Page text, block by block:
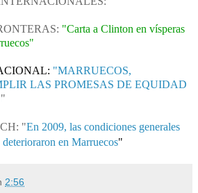
"Carta a Clinton en vísperas
"MARRUECOS,
LAS PROMESAS DE EQUIDAD
"
"En 2009, las condiciones generales
deterioraron en Marruecos"
2:56